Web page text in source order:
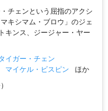
チェンという屈指のアクシ
キシマム・ブロウ」のジェ
キンス、ジージャー・ヤー
イガー・チェン
マイケル・ビスピン
ほか